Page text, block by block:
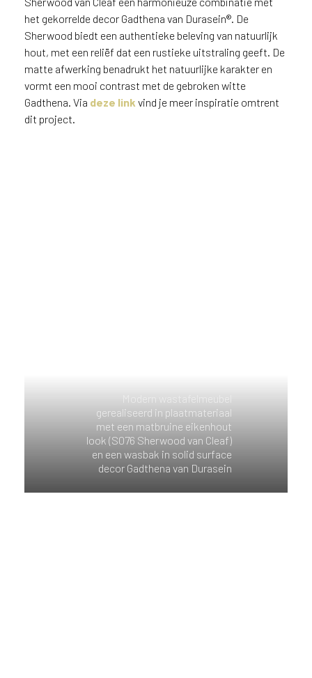
Solid Surface is een materiaal
dat uitstekend geschikt is voor
het creëren van rondingen en
naadloze verbindingen in
het gekorrelde decor Gadthena van Durasein®. De
Sherwood biedt een authentieke beleving van natuurlijk
hout, met een reliëf dat een rustieke uitstraling geeft. De
matte afwerking benadrukt het natuurlijke karakter en
vormt een mooi contrast met de gebroken witte
Gadthena. Via deze link vind je meer inspiratie omtrent
dit project.
gerealiseerd in plaatmateriaal
met een matbruine eikenhout
look (S076 Sherwood van Cleaf)
en een wasbak in solid surface
decor Gadthena van Durasein